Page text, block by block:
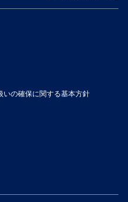
いの確保に関する基本方針